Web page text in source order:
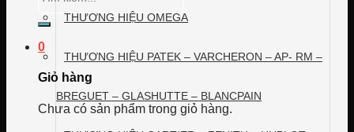
0
Giỏ hàng
Chưa có sản phẩm trong giỏ hàng.
THƯƠNG HIỆU OMEGA
THƯƠNG HIỆU PATEK – VARCHERON – AP- RM –
BREGUET – GLASHUTTE – BLANCPAIN